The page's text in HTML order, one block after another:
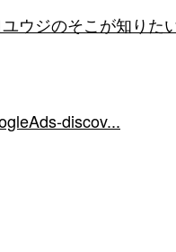
ウジのそこが知りた
discov...